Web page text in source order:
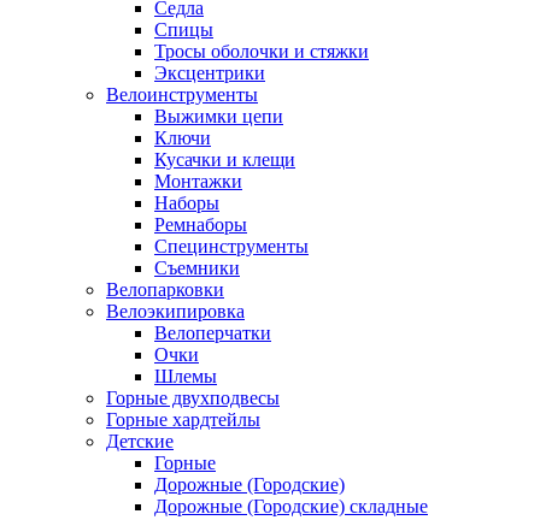
Седла
Спицы
Тросы оболочки и стяжки
Эксцентрики
Велоинструменты
Выжимки цепи
Ключи
Кусачки и клещи
Монтажки
Наборы
Ремнаборы
Специнструменты
Съемники
Велопарковки
Велоэкипировка
Велоперчатки
Очки
Шлемы
Горные двухподвесы
Горные хардтейлы
Детские
Горные
Дорожные (Городские)
Дорожные (Городские) складные